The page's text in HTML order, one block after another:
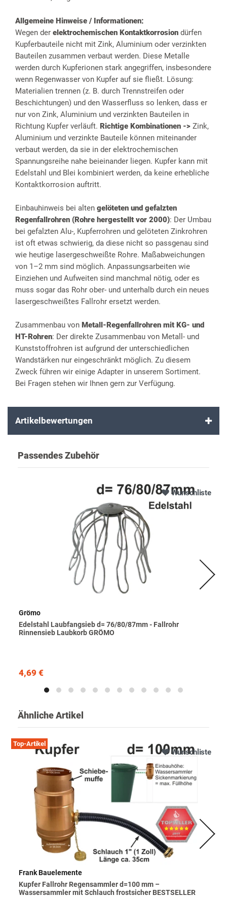
Allgemeine Hinweise / Informationen:
Wegen der elektrochemischen Kontaktkorrosion dürfen
Kupferbauteile nicht mit Zink, Aluminium oder verzinkten
Bauteilen zusammen verbaut werden. Diese Metalle
werden durch Kupferionen stark angegriffen, insbesondere
wenn Regenwasser von Kupfer auf sie fließt. Lösung:
Materialien trennen (z. B. durch Trennstreifen oder
Beschichtungen) und den Wasserfluss so lenken, dass er
nur von Zink, Aluminium und verzinkten Bauteilen in
Richtung Kupfer verläuft. Richtige Kombinationen -> Zink,
Aluminium und verzinkte Bauteile können miteinander
verbaut werden, da sie in der elektrochemischen
Spannungsreihe nahe beieinander liegen. Kupfer kann mit
Edelstahl und Blei kombiniert werden, da keine erhebliche
Kontaktkorrosion auftritt.
Einbauhinweis bei alten gelöteten und gefalzten
Regenfallrohren (Rohre hergestellt vor 2000): Der Umbau
bei gefalzten Alu-, Kupferrohren und gelöteten Zinkrohren
ist oft etwas schwierig, da diese nicht so passgenau sind
wie heutige lasergeschweißte Rohre. Maßabweichungen
von 1–2 mm sind möglich. Anpassungsarbeiten wie
Einziehen und Aufweiten sind manchmal nötig, oder es
muss sogar das Rohr ober- und unterhalb durch ein neues
lasergeschweißtes Fallrohr ersetzt werden.
Zusammenbau von Metall-Regenfallrohren mit KG- und
HT-Rohren: Der direkte Zusammenbau von Metall- und
Kunststoffrohren ist aufgrund der unterschiedlichen
Wandstärken nur eingeschränkt möglich. Zu diesem
Zweck führen wir einige Adapter in unserem Sortiment.
Bei Fragen stehen wir Ihnen gern zur Verfügung.
Artikelbewertungen
Passendes Zubehör
Wunschliste
Grömo
Edelstahl Laubfangsieb d= 76/80/87mm - Fallrohr
Rinnensieb Laubkorb GRÖMO
4,69 €
Ähnliche Artikel
Wunschliste
Top-Artikel
Frank Bauelemente
Kupfer Fallrohr Regensammler d=100 mm –
Wassersammler mit Schlauch frostsicher BESTSELLER